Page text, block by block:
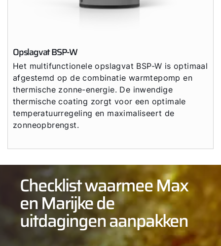
Opslagvat BSP-W
Het multifunctionele opslagvat BSP-W is optimaal
afgestemd op de combinatie warmtepomp en
thermische zonne-energie. De inwendige
thermische coating zorgt voor een optimale
temperatuurregeling en maximaliseert de
zonneopbrengst.
Checklist waarmee Max
en Marijke de
uitdagingen aanpakken